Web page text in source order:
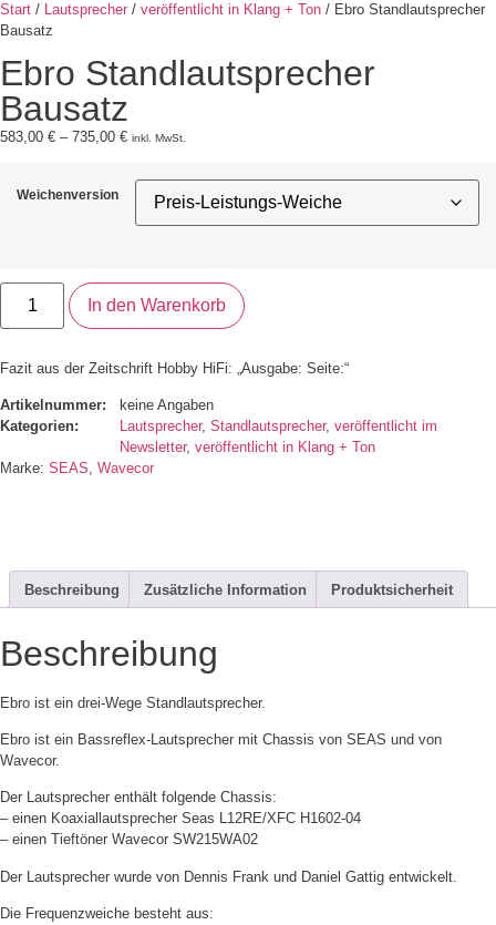
Start / Lautsprecher / veröffentlicht in Klang + Ton / Ebro Standlautsprecher
Bausatz
Ebro Standlautsprecher
Bausatz
583,00 € – 735,00 € inkl. MwSt.
Weichenversion
In den Warenkorb
Fazit aus der Zeitschrift Hobby HiFi: „Ausgabe: Seite:“
Artikelnummer:
keine Angaben
Kategorien:
Lautsprecher, Standlautsprecher, veröffentlicht im
Newsletter, veröffentlicht in Klang + Ton
Marke: SEAS, Wavecor
Beschreibung Zusätzliche Information Produktsicherheit
Beschreibung
Ebro ist ein drei-Wege Standlautsprecher.
Ebro ist ein Bassreflex-Lautsprecher mit Chassis von SEAS und von
Wavecor.
Der Lautsprecher enthält folgende Chassis:
– einen Koaxiallautsprecher Seas L12RE/XFC H1602-04
– einen Tieftöner Wavecor SW215WA02
Der Lautsprecher wurde von Dennis Frank und Daniel Gattig entwickelt.
Die Frequenzweiche besteht aus: